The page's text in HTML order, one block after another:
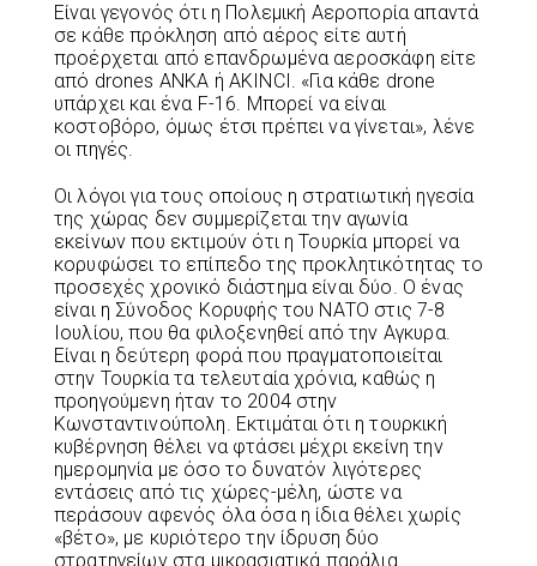
Είναι γεγονός ότι η Πολεμική Αεροπορία απαντά
σε κάθε πρόκληση από αέρος είτε αυτή
προέρχεται από επανδρωμένα αεροσκάφη είτε
από drones ANKA ή AKINCI. «Για κάθε drone
υπάρχει και ένα F-16. Μπορεί να είναι
κοστοβόρο, όμως έτσι πρέπει να γίνεται», λένε
οι πηγές.
Οι λόγοι για τους οποίους η στρατιωτική ηγεσία
της χώρας δεν συμμερίζεται την αγωνία
εκείνων που εκτιμούν ότι η Τουρκία μπορεί να
κορυφώσει το επίπεδο της προκλητικότητας το
προσεχές χρονικό διάστημα είναι δύο. Ο ένας
είναι η Σύνοδος Κορυφής του ΝΑΤΟ στις 7-8
Ιουλίου, που θα φιλοξενηθεί από την Αγκυρα.
Είναι η δεύτερη φορά που πραγματοποιείται
στην Τουρκία τα τελευταία χρόνια, καθώς η
προηγούμενη ήταν το 2004 στην
Κωνσταντινούπολη. Εκτιμάται ότι η τουρκική
κυβέρνηση θέλει να φτάσει μέχρι εκείνη την
ημερομηνία με όσο το δυνατόν λιγότερες
εντάσεις από τις χώρες-μέλη, ώστε να
περάσουν αφενός όλα όσα η ίδια θέλει χωρίς
«βέτο», με κυριότερο την ίδρυση δύο
στρατηγείων στα μικρασιατικά παράλια.